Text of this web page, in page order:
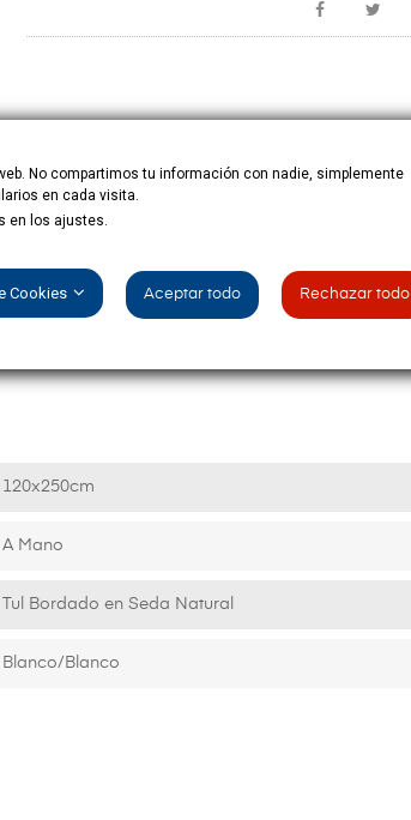
PRODUCTO
120x250cm
A Mano
Tul Bordado en Seda Natural
Blanco/Blanco
No compartimos tu información con nadie, simplemente
en cada visita.
en los ajustes.
Cookies Aceptar todo Rechazar todo